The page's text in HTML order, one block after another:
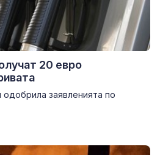
20 евро
заявленията по